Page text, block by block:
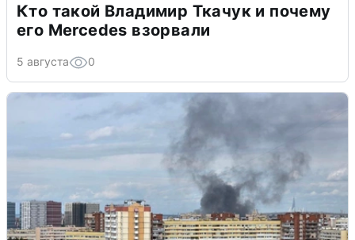
Кто такой Владимир Ткачук и почему
его Mercedes взорвали
5 августа 0